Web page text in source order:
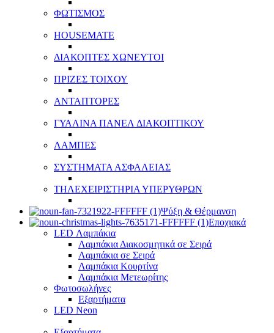
ΦΩΤΙΣΜΟΣ
HOUSEMATE
ΔΙΑΚΟΠΤΕΣ ΧΩΝΕΥΤΟΙ
ΠΡΙΖΕΣ ΤΟΙΧΟΥ
ΑΝΤΑΠΤΟΡΕΣ
ΓΥΑΛΙΝΑ ΠΑΝΕΛ ΔΙΑΚΟΠΤΙΚΟΥ
ΛΑΜΠΕΣ
ΣΥΣΤΗΜΑΤΑ ΑΣΦΑΛΕΙΑΣ
ΤΗΛΕΧΕΙΡΙΣΤΗΡΙΑ ΥΠΕΡΥΘΡΩΝ
Ψύξη & Θέρμανση
Εποχιακά
LED Λαμπάκια
Λαμπάκια Διακοσμητικά σε Σειρά
Λαμπάκια σε Σειρά
Λαμπάκια Κουρτίνα
Λαμπάκια Μετεωρίτης
Φωτοσωλήνες
Εξαρτήματα
LED Neon